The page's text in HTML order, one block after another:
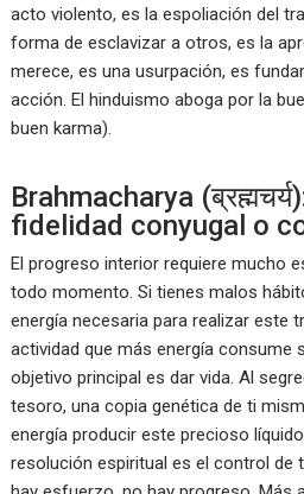
acto violento, es la espoliación del
forma de esclavizar a otros, es la
merece, es una usurpación, es
acción. El hinduismo aboga por la
buen karma).
Brahmacharya
fidelidad conyugal o
El progreso interior requiere mucho
todo momento. Si tienes malos
energía necesaria para realizar este
actividad que más energía consume
objetivo principal es dar vida. Al
tesoro, una copia genética de ti
energía producir este precioso
resolución espiritual es el control de